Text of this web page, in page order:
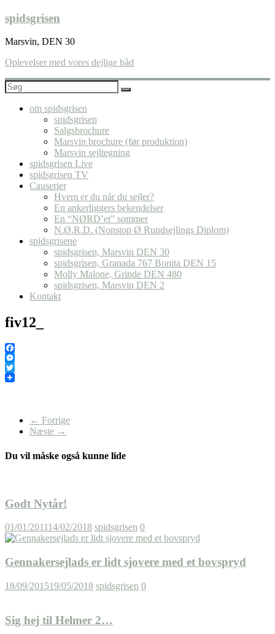
Skip
to
content
spidsgrisen
Marsvin, DEN 30
Oplevelser med vores dejlige båd
om spidsgrisen
spidsgrisen
Salgsbrochure
Marsvin brochure (før produktion)
Marsvin sejltegning
spidsgrisen Live
spidsgrisen TV
Causerier
Hvem er du når du sejler?
En ankerliggers bekendelser
En “NØRD’et” sommer
N.Ø.R.D. (Nonstop Ø Rundsejlings Diplom)
spidsgrisene
spidsgrisen, Marsvin DEN 30
spidsgrisen, Granada 767 Bonita DEN 15
Molly Malone, Grinde DEN 480
spidsgrisen, Marsvin DEN 2
Kontakt
fiv12_
Facebook
Messenger
Twitter
← Forrige
Næste →
Du vil måske også kunne lide
Godt Nytår!
01/01/201114/02/2018 spidsgrisen 0
Gennakersejlads er lidt sjovere med et bovspryd
18/09/201519/05/2018 spidsgrisen 0
Sig hej til Helmer 2…